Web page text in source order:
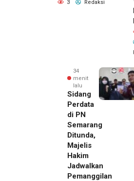
3 Redaksi
34
menit
lalu
Sidang
Perdata
di PN
Semarang
Ditunda,
Majelis
Hakim
Jadwalkan
Pemanggilan